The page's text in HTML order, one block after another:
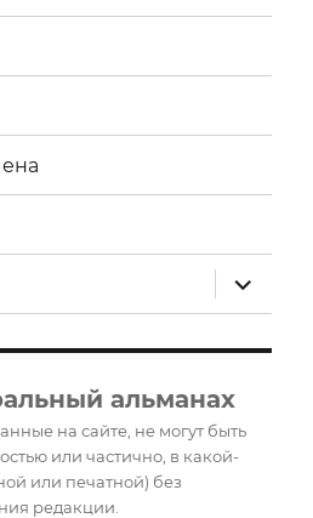
меню
альманах
на сайте, не могут быть
или частично, в какой-
или печатной) без
редакции.